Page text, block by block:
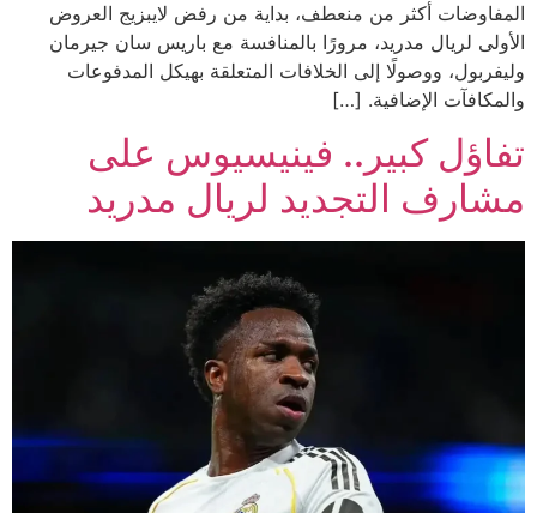
المفاوضات أكثر من منعطف، بداية من رفض لايبزيج العروض
الأولى لريال مدريد، مرورًا بالمنافسة مع باريس سان جيرمان
وليفربول، ووصولًا إلى الخلافات المتعلقة بهيكل المدفوعات
والمكافآت الإضافية. […]
تفاؤل كبير.. فينيسيوس على
مشارف التجديد لريال مدريد